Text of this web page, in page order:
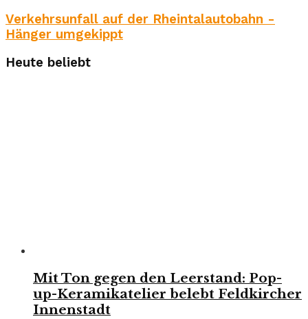
Verkehrsunfall auf der Rheintalautobahn -
Hänger umgekippt
Heute beliebt
Mit Ton gegen den Leerstand: Pop-
up-Keramikatelier belebt Feldkircher
Innenstadt